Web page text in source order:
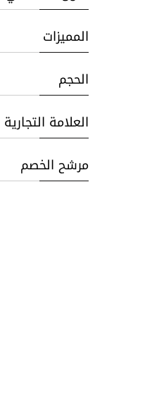
المميزات
الحجم
العلامة التجارية
مرشح الخصم